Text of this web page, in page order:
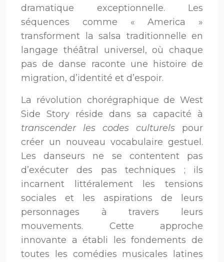
dramatique exceptionnelle. Les
séquences comme « America »
transforment la salsa traditionnelle en
langage théâtral universel, où chaque
pas de danse raconte une histoire de
migration, d’identité et d’espoir.
La révolution chorégraphique de West
Side Story réside dans sa capacité à
transcender les codes culturels pour
créer un nouveau vocabulaire gestuel.
Les danseurs ne se contentent pas
d’exécuter des pas techniques ; ils
incarnent littéralement les tensions
sociales et les aspirations de leurs
personnages à travers leurs
mouvements. Cette approche
innovante a établi les fondements de
toutes les comédies musicales latines